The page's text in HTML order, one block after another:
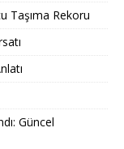
Taşıma Rekoru
Güncel